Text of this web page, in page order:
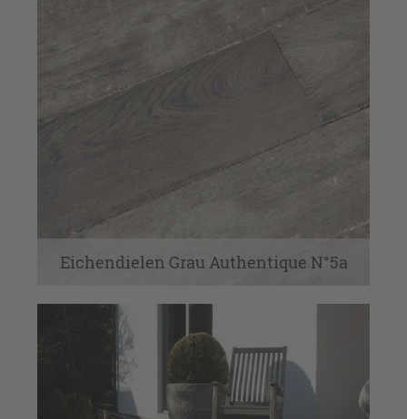
Eichendielen Grau Authentique N°5a